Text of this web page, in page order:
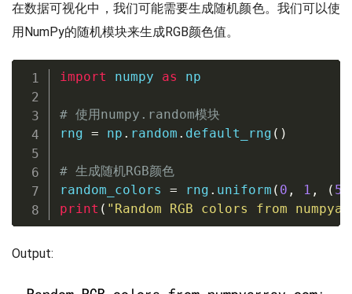
在数据可视化中，我们可能需要生成随机颜色。我们可以使
用NumPy的随机模块来生成RGB颜色值。
import numpy as np
# 使用numpy.random模块
rng = np . random . default_rng ( )
# 生成随机RGB颜色
random_colors = rng . uniform ( 0 , 1 , ( 5
print ( "Random RGB colors from
Output: